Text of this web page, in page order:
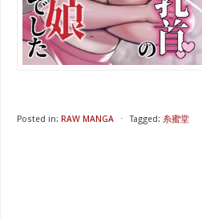
Posted in: RAW MANGA ⋅ Tagged: 糸蜜堂